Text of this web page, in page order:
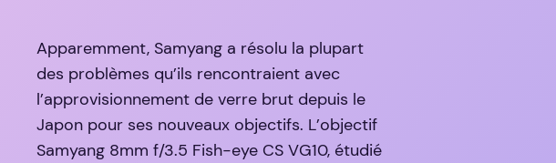
Apparemment, Samyang a résolu la plupart
des problèmes qu’ils rencontraient avec
l’approvisionnement de verre brut depuis le
Japon pour ses nouveaux objectifs. L’objectif
Samyang 8mm f/3.5 Fish-eye CS VG10, étudié